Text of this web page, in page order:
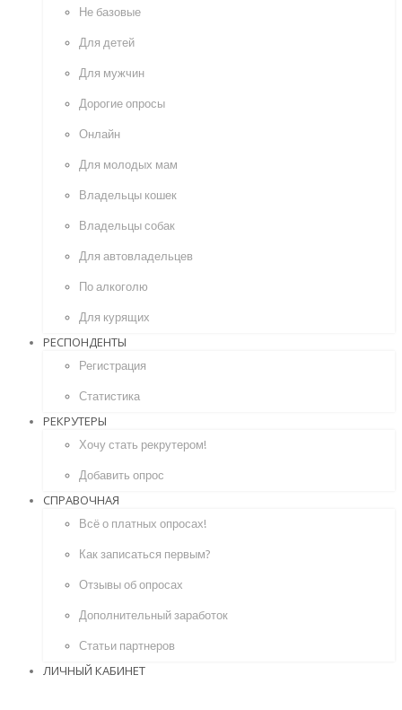
Не базовые
Для детей
Для мужчин
Дорогие опросы
Онлайн
Для молодых мам
Владельцы кошек
Владельцы собак
Для автовладельцев
По алкоголю
Для курящих
РЕСПОНДЕНТЫ
Регистрация
Статистика
РЕКРУТЕРЫ
Хочу стать рекрутером!
Добавить опрос
СПРАВОЧНАЯ
Всё о платных опросах!
Как записаться первым?
Отзывы об опросах
Дополнительный заработок
Статьи партнеров
ЛИЧНЫЙ КАБИНЕТ